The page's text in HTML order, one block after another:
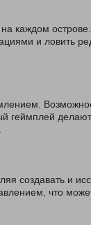
каждом
и ловить
геймплей
создавать и
что